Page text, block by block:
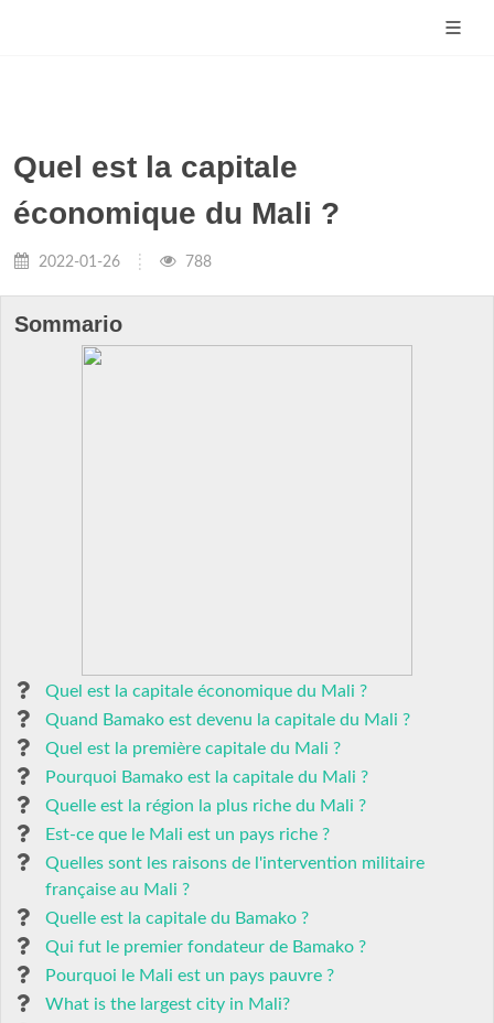
Quel est la capitale
économique du Mali ?
2022-01-26 788
Sommario
Quel est la capitale économique du Mali ?
Quand Bamako est devenu la capitale du Mali ?
Quel est la première capitale du Mali ?
Pourquoi Bamako est la capitale du Mali ?
Quelle est la région la plus riche du Mali ?
Est-ce que le Mali est un pays riche ?
Quelles sont les raisons de l'intervention militaire
française au Mali ?
Quelle est la capitale du Bamako ?
Qui fut le premier fondateur de Bamako ?
Pourquoi le Mali est un pays pauvre ?
What is the largest city in Mali?